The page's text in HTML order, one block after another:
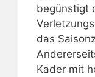
begünstigt
das
Kader mit